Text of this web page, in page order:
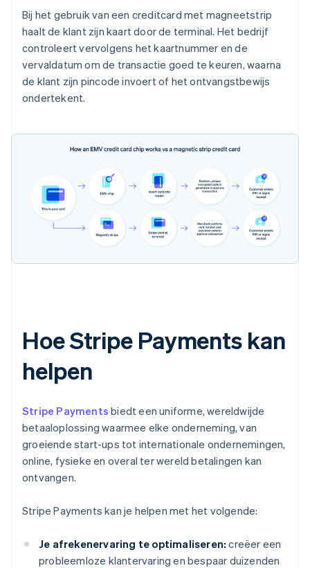
Bij het gebruik van een creditcard met magneetstrip
haalt de klant zijn kaart door de terminal. Het bedrijf
controleert vervolgens het kaartnummer en de
vervaldatum om de transactie goed te keuren, waarna
de klant zijn pincode invoert of het ontvangstbewijs
ondertekent.
Hoe Stripe Payments kan
helpen
Stripe Payments biedt een uniforme, wereldwijde
betaaloplossing waarmee elke onderneming, van
groeiende start-ups tot internationale ondernemingen,
online, fysieke en overal ter wereld betalingen kan
ontvangen.
Stripe Payments kan je helpen met het volgende:
Je afrekenervaring te optimaliseren: creëer een
probleemloze klantervaring en bespaar duizenden